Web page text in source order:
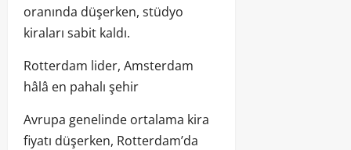
oranında düşerken, stüdyo
kiraları sabit kaldı.
Rotterdam lider, Amsterdam
hâlâ en pahalı şehir
Avrupa genelinde ortalama kira
fiyatı düşerken, Rotterdam’da